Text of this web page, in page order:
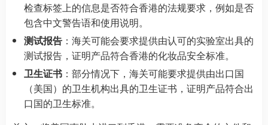
检查标签上的信息是否符合香港的法规要求，例如是否
包含中文警告语和使用说明。
测试报告 ：海关可能会要求提供由认可的实验室出具的
测试报告，证明产品符合香港的化妆品安全标准。
卫生证书 ：部分情况下，海关可能要求提供由出口国
（美国）的卫生机构出具的卫生证书，证明产品符合出
口国的卫生标准。